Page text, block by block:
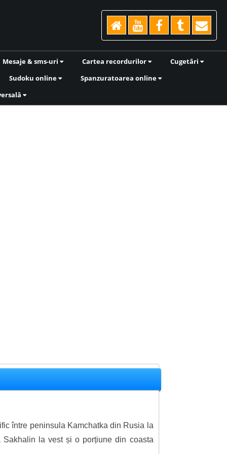
Mesaje & sms-uri Cartea recordurilor
Cugetări
Sudoku online
Spanzuratoarea online
între peninsula Kamchatka din Rusia la
la vest și o porțiune din coasta